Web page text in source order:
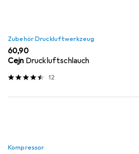
Zubehör Druckluftwerkzeug
EUR
60,90
Cejn Druckluftschlauch
12
Kompressor